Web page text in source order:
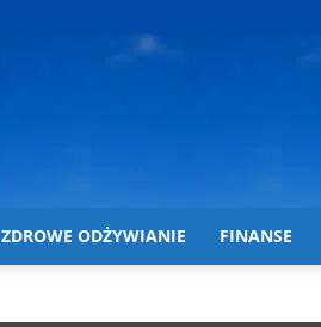
ZDROWE ODŻYWIANIE FINANSE